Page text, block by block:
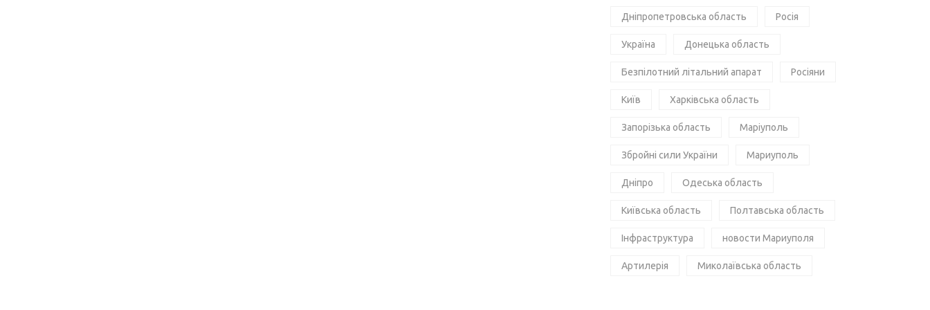
Дніпропетровська область Росія
Україна Донецька область
Безпілотний літальний апарат Росіяни
Київ Харківська область
Запорізька область Маріуполь
Збройні сили України Мариуполь
Дніпро Одеська область
Київська область Полтавська область
Інфраструктура новости Мариуполя
Артилерія Миколаївська область